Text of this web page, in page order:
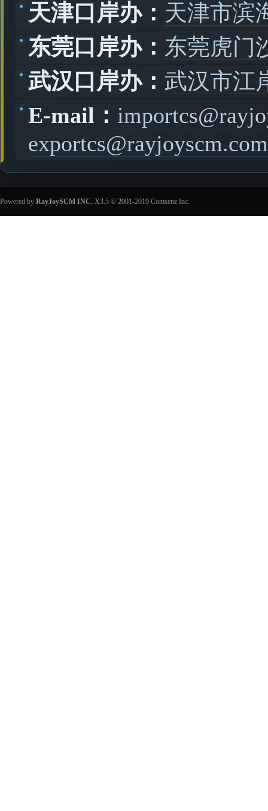
天津口岸办： 天津市滨
东莞口岸办： 东莞虎门
武汉口岸办： 武汉市江
E-mail：
exportcs@rayjoyscm.com
Powered by RayJoySCM INC. X3.5 © 2001-2019 Comsenz Inc.